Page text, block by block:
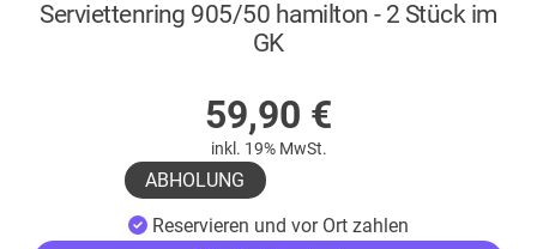
Serviettenring 905/50 hamilton - 2 Stück im
GK
59,90 €
inkl. 19% MwSt.
ABHOLUNG
Reservieren und vor Ort zahlen